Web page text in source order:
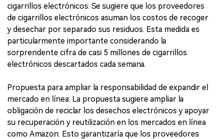
cigarrillos electrónicos: Se sugiere que los proveedores
de cigarrillos electrónicos asuman los costos de recoger
y desechar por separado sus residuos. Esta medida es
particularmente importante considerando la
sorprendente cifra de casi 5 millones de cigarrillos
electrónicos descartados cada semana.
Propuesta para ampliar la responsabilidad de expandir el
mercado en línea: La propuesta sugiere ampliar la
obligación de reciclar los desechos electrónicos y apoyar
su recuperación y reutilización en los mercados en línea
como Amazon. Esto garantizaría que los proveedores